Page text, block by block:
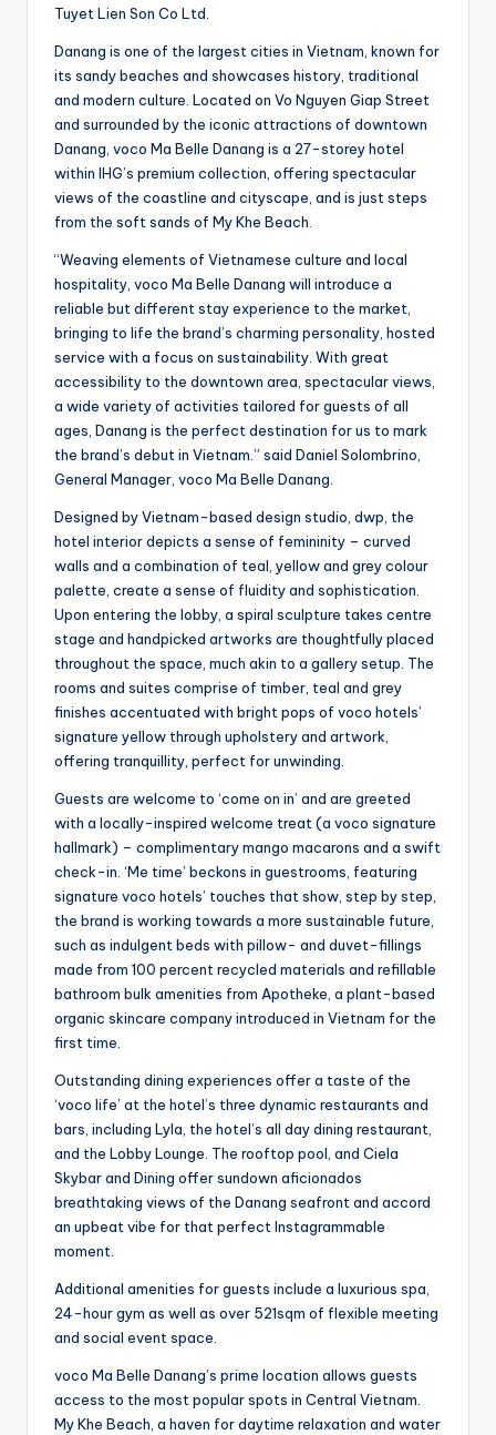
Tuyet Lien Son Co Ltd.
Danang is one of the largest cities in Vietnam, known for
its sandy beaches and showcases history, traditional
and modern culture. Located on Vo Nguyen Giap Street
and surrounded by the iconic attractions of downtown
Danang, voco Ma Belle Danang is a 27-storey hotel
within IHG’s premium collection, offering spectacular
views of the coastline and cityscape, and is just steps
from the soft sands of My Khe Beach.
“Weaving elements of Vietnamese culture and local
hospitality, voco Ma Belle Danang will introduce a
reliable but different stay experience to the market,
bringing to life the brand’s charming personality, hosted
service with a focus on sustainability. With great
accessibility to the downtown area, spectacular views,
a wide variety of activities tailored for guests of all
ages, Danang is the perfect destination for us to mark
the brand’s debut in Vietnam.” said Daniel Solombrino,
General Manager, voco Ma Belle Danang.
Designed by Vietnam-based design studio, dwp, the
hotel interior depicts a sense of femininity – curved
walls and a combination of teal, yellow and grey colour
palette, create a sense of fluidity and sophistication.
Upon entering the lobby, a spiral sculpture takes centre
stage and handpicked artworks are thoughtfully placed
throughout the space, much akin to a gallery setup. The
rooms and suites comprise of timber, teal and grey
finishes accentuated with bright pops of voco hotels’
signature yellow through upholstery and artwork,
offering tranquillity, perfect for unwinding.
Guests are welcome to ‘come on in’ and are greeted
with a locally-inspired welcome treat (a voco signature
hallmark) – complimentary mango macarons and a swift
check-in. ‘Me time’ beckons in guestrooms, featuring
signature voco hotels’ touches that show, step by step,
the brand is working towards a more sustainable future,
such as indulgent beds with pillow- and duvet-fillings
made from 100 percent recycled materials and refillable
bathroom bulk amenities from Apotheke, a plant-based
organic skincare company introduced in Vietnam for the
first time.
Outstanding dining experiences offer a taste of the
‘voco life’ at the hotel’s three dynamic restaurants and
bars, including Lyla, the hotel’s all day dining restaurant,
and the Lobby Lounge. The rooftop pool, and Ciela
Skybar and Dining offer sundown aficionados
breathtaking views of the Danang seafront and accord
an upbeat vibe for that perfect Instagrammable
moment.
Additional amenities for guests include a luxurious spa,
24-hour gym as well as over 521sqm of flexible meeting
and social event space.
voco Ma Belle Danang’s prime location allows guests
access to the most popular spots in Central Vietnam.
My Khe Beach, a haven for daytime relaxation and water